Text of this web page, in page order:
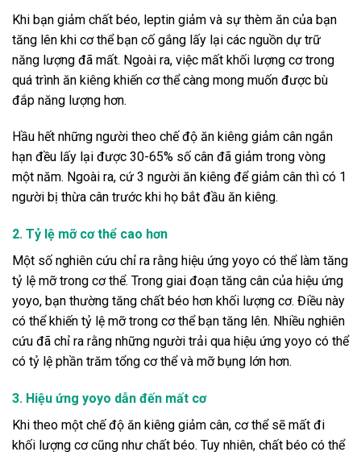
Khi bạn giảm chất béo, leptin giảm và sự thèm ăn của bạn
tăng lên khi cơ thể bạn cố gắng lấy lại các nguồn dự trữ
năng lượng đã mất. Ngoài ra, việc mất khối lượng cơ trong
quá trình ăn kiêng khiến cơ thể càng mong muốn được bù
đắp năng lượng hơn.
Hầu hết những người theo chế độ ăn kiêng giảm cân ngắn
hạn đều lấy lại được 30-65% số cân đã giảm trong vòng
một năm. Ngoài ra, cứ 3 người ăn kiêng để giảm cân thì có 1
người bị thừa cân trước khi họ bắt đầu ăn kiêng.
2. Tỷ lệ mỡ cơ thể cao hơn
Một số nghiên cứu chỉ ra rằng hiệu ứng yoyo có thể làm tăng
tỷ lệ mỡ trong cơ thể. Trong giai đoạn tăng cân của hiệu ứng
yoyo, bạn thường tăng chất béo hơn khối lượng cơ. Điều này
có thể khiến tỷ lệ mỡ trong cơ thể bạn tăng lên. Nhiều nghiên
cứu đã chỉ ra rằng những người trải qua hiệu ứng yoyo có thể
có tỷ lệ phần trăm tổng cơ thể và mỡ bụng lớn hơn.
3. Hiệu ứng yoyo dẫn đến mất cơ
Khi theo một chế độ ăn kiêng giảm cân, cơ thể sẽ mất đi
khối lượng cơ cũng như chất béo. Tuy nhiên, chất béo có thể